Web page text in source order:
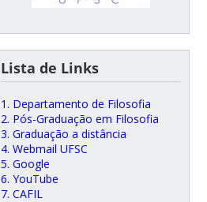
Lista de Links
1. Departamento de Filosofia
2. Pós-Graduação em Filosofia
3. Graduação a distância
4. Webmail UFSC
5. Google
6. YouTube
7. CAFIL